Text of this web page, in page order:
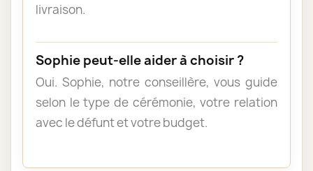
livraison.
Sophie peut-elle aider à choisir ?
Oui. Sophie, notre conseillère, vous guide
selon le type de cérémonie, votre relation
avec le défunt et votre budget.